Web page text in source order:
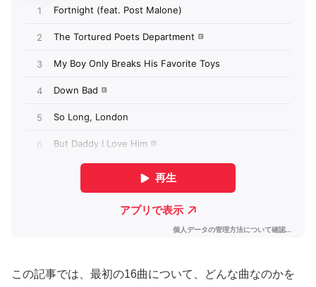
この記事では、最初の16曲について、どんな曲なのかを